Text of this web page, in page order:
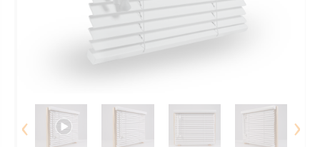
‹ ›